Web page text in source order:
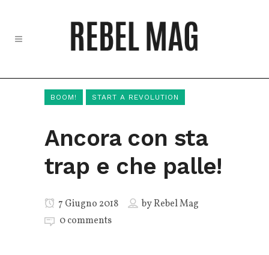
BOOM! START A REVOLUTION
Ancora con sta
trap e che palle!
7 Giugno 2018 byRebel Mag
0 comments